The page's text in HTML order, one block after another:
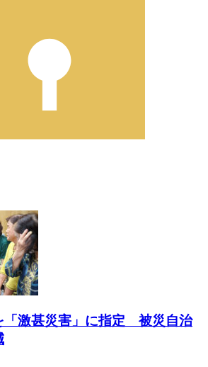
激甚災害」に指定 被災自治